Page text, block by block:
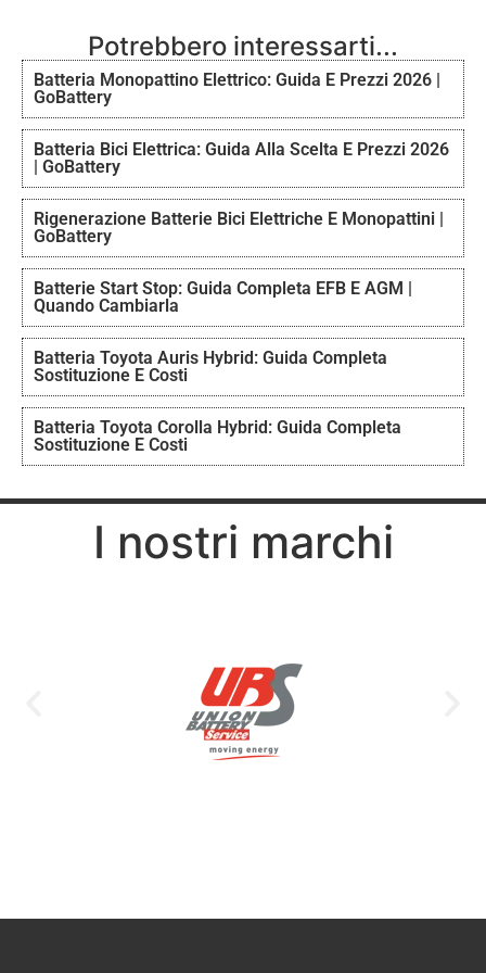
Potrebbero interessarti...
Batteria Monopattino Elettrico: Guida E Prezzi 2026 |
GoBattery
Batteria Bici Elettrica: Guida Alla Scelta E Prezzi 2026
| GoBattery
Rigenerazione Batterie Bici Elettriche E Monopattini |
GoBattery
Batterie Start Stop: Guida Completa EFB E AGM |
Quando Cambiarla
Batteria Toyota Auris Hybrid: Guida Completa
Sostituzione E Costi
Batteria Toyota Corolla Hybrid: Guida Completa
Sostituzione E Costi
I nostri marchi